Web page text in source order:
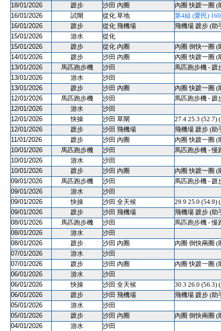
18/01/2026
踱步 沙田 內圈
內圈 快踱一圈 (
16/01/2026
試閘 從化 草地
第4組 (愛民)
16/01/2026
踱步 從化 飛機場
飛機場 踱步 (助
15/01/2026
游水
從化
15/01/2026
踱步 從化 內圈
內圈 倒快一圈 (
14/01/2026
踱步 沙田 內圈
內圈 快踱一圈 (
13/01/2026
馬匹跑步機 沙田
馬匹跑步機 - 踱
13/01/2026
游水
沙田
13/01/2026
踱步 沙田 內圈
內圈 快踱一圈 (
12/01/2026
馬匹跑步機 沙田
馬匹跑步機 - 踱
12/01/2026
游水
沙田
12/01/2026
快操 沙田 草閘
27.4 25.3 (52.7)
12/01/2026
踱步 沙田 飛機場
飛機場 踱步 (助
11/01/2026
踱步 沙田 內圈
內圈 快踱一圈 (
10/01/2026
馬匹跑步機 沙田
馬匹跑步機 - 慢
10/01/2026
游水
沙田
10/01/2026
踱步 沙田 內圈
內圈 快踱一圈 (
09/01/2026
馬匹跑步機 沙田
馬匹跑步機 - 踱
09/01/2026
游水
沙田
09/01/2026
快操 沙田 全天候
29.9 25.0 (54.9)
09/01/2026
踱步 沙田 飛機場
飛機場 踱步 (助
08/01/2026
馬匹跑步機 沙田
馬匹跑步機 - 慢
08/01/2026
游水
沙田
08/01/2026
踱步 沙田 內圈
內圈 倒快兩圈 (
07/01/2026
游水
沙田
07/01/2026
踱步 沙田 內圈
內圈 快踱一圈 (
06/01/2026
游水
沙田
06/01/2026
快操 沙田 全天候
30.3 26.0 (56.3)
06/01/2026
踱步 沙田 飛機場
飛機場 踱步 (助
05/01/2026
游水
沙田
05/01/2026
踱步 沙田 內圈
內圈 倒快兩圈 (
04/01/2026
游水 沙田